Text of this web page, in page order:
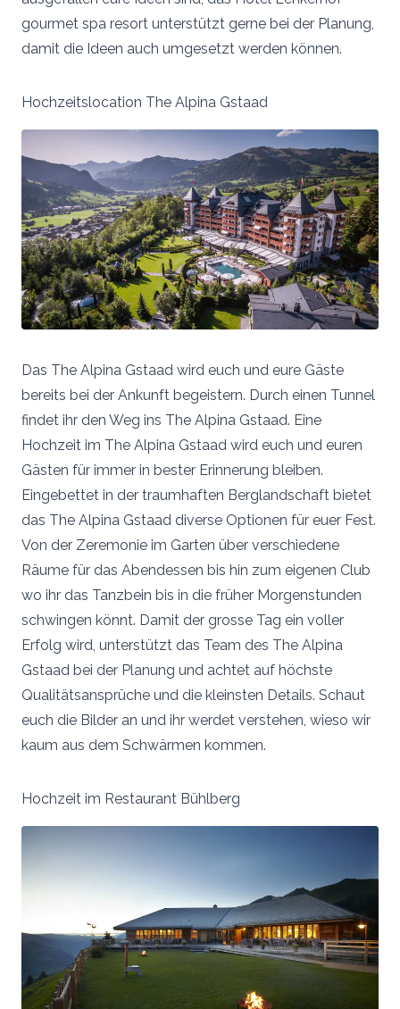
gourmet spa resort unterstützt gerne bei der Planung,
damit die Ideen auch umgesetzt werden können.
Hochzeitslocation The Alpina Gstaad
Das The Alpina Gstaad wird euch und eure Gäste
bereits bei der Ankunft begeistern. Durch einen Tunnel
findet ihr den Weg ins The Alpina Gstaad. Eine
Hochzeit im The Alpina Gstaad wird euch und euren
Gästen für immer in bester Erinnerung bleiben.
Eingebettet in der traumhaften Berglandschaft bietet
das The Alpina Gstaad diverse Optionen für euer Fest.
Von der Zeremonie im Garten über verschiedene
Räume für das Abendessen bis hin zum eigenen Club
wo ihr das Tanzbein bis in die früher Morgenstunden
schwingen könnt. Damit der grosse Tag ein voller
Erfolg wird, unterstützt das Team des The Alpina
Gstaad bei der Planung und achtet auf höchste
Qualitätsansprüche und die kleinsten Details. Schaut
euch die Bilder an und ihr werdet verstehen, wieso wir
kaum aus dem Schwärmen kommen.
Hochzeit im Restaurant Bühlberg